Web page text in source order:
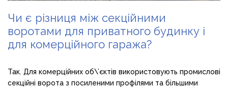
Чи є різниця між секційними
воротами для приватного будинку і
для комерційного гаража?
Так. Для комерційних об\’єктів використовують промислові
секційні ворота з посиленими профілями та більшими